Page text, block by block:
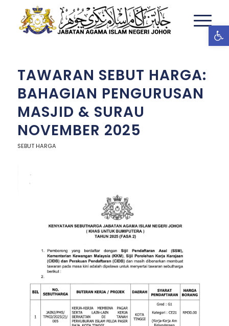
TAWARAN SEBUT HARGA:
BAHAGIAN PENGURUSAN
MASJID & SURAU
NOVEMBER 2025
SEBUT HARGA